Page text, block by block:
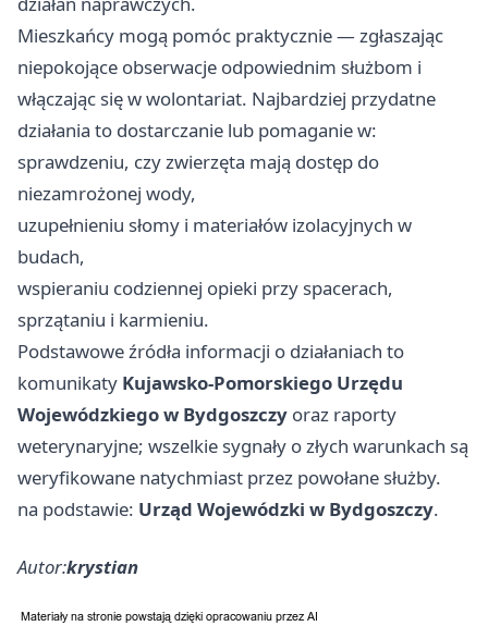
Mieszkańcy mogą pomóc praktycznie — zgłaszając
niepokojące obserwacje odpowiednim służbom i
włączając się w wolontariat. Najbardziej przydatne
działania to dostarczanie lub pomaganie w:
sprawdzeniu, czy zwierzęta mają dostęp do
niezamrożonej wody,
uzupełnieniu słomy i materiałów izolacyjnych w
budach,
wspieraniu codziennej opieki przy spacerach,
sprzątaniu i karmieniu.
Podstawowe źródła informacji o działaniach to
komunikaty Kujawsko-Pomorskiego Urzędu
Wojewódzkiego w Bydgoszczy oraz raporty
weterynaryjne; wszelkie sygnały o złych warunkach są
weryfikowane natychmiast przez powołane służby.
na podstawie: Urząd Wojewódzki w Bydgoszczy.
Autor:krystian